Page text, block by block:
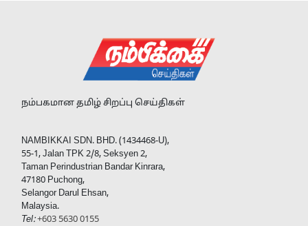
நம்பகமான தமிழ் சிறப்பு செய்திகள்
NAMBIKKAI SDN. BHD. (1434468-U),
55-1, Jalan TPK 2/8, Seksyen 2,
Taman Perindustrian Bandar Kinrara,
47180 Puchong,
Selangor Darul Ehsan,
Malaysia.
Tel:+603 5630 0155